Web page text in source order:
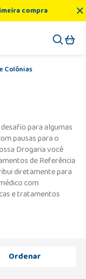
compra
Colônias
para algumas
pausas para o
Drogaria você
de Referência
diretamente para
com
e tratamentos